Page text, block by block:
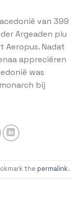
van 399
Argeaden plu
Aeropus. Nadat
appreciëren
was
bij
the permalink.